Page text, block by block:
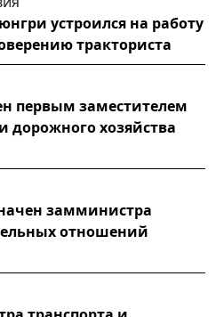
устроился на работу
тракториста
первым заместителем
дорожного хозяйства
замминистра
отношений